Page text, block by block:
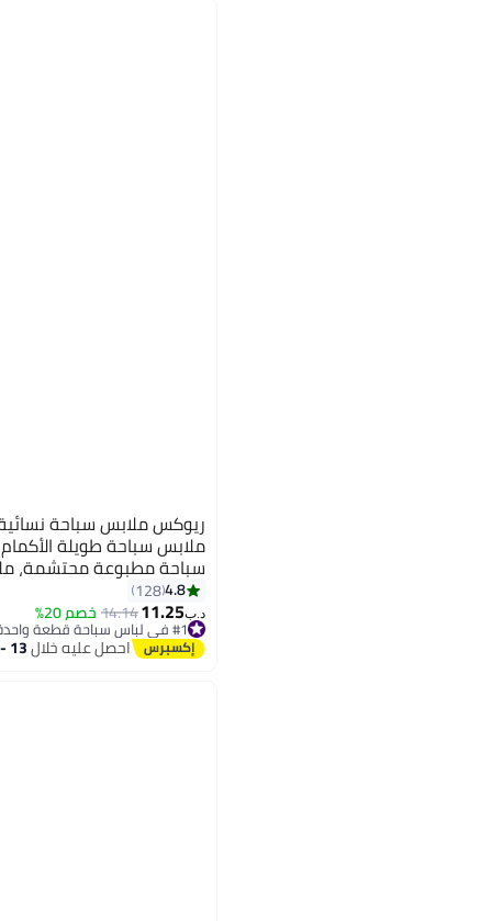
3
ريوكس ملابس سباحة
ملابس سباحة طويلة
سباحة مطبوعة محتشمة،
أمامية للسيطرة على
للسيدات، ملابس سباحة
التزلج على الماء، الغوص،
والعطلات الشاطئية
4.8
128
د.ب‏11.25
14.14خصم 20% #1 في لباس سباحة قطعة واحدة
تم بيع +20 مؤخرًا
#1 في لباس سباحة قطعة واحدة احصل عليه خلال13 - 14 اغسطس